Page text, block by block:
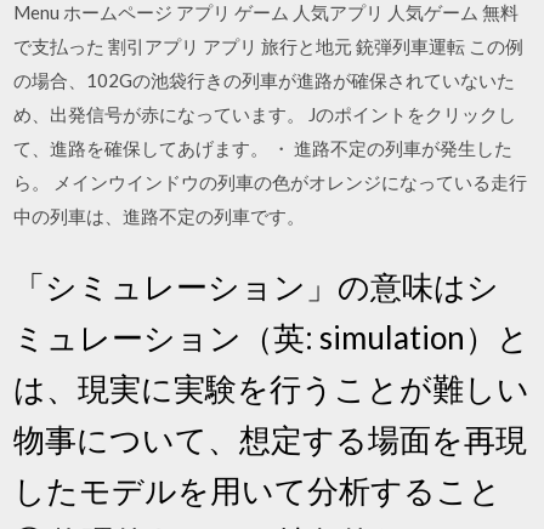
Menu ホームページ アプリ ゲーム 人気アプリ 人気ゲーム 無料
で支払った 割引アプリ アプリ 旅行と地元 銃弾列車運転 この例
の場合、102Gの池袋行きの列車が進路が確保されていないた
め、出発信号が赤になっています。 Jのポイントをクリックし
て、進路を確保してあげます。 ・ 進路不定の列車が発生した
ら。 メインウインドウの列車の色がオレンジになっている走行
中の列車は、進路不定の列車です。
「シミュレーション」の意味はシ
ミュレーション（英: simulation）と
は、現実に実験を行うことが難しい
物事について、想定する場面を再現
したモデルを用いて分析すること